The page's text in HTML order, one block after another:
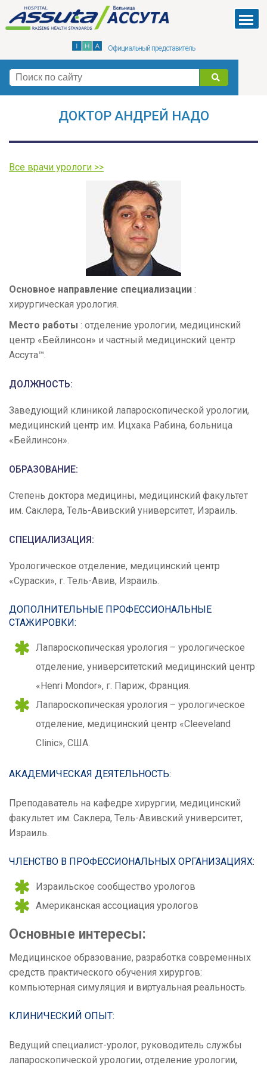
Официальный представитель
поиск
ДОКТОР АНДРЕЙ НАДO
Все врачи урологи >>
Основное направление специализации :
хирургическая урология.
Место работы : отделение урологии, медицинский
центр «Бейлинсон» и частный медицинский центр
Ассута™.
ДОЛЖНОСТЬ:
Заведующий клиникой лапароскопической урологии,
медицинский центр им. Ицхака Рабина, больница
«Бейлинсон».
ОБРАЗОВАНИЕ:
Степень доктора медицины, медицинский факультет
им. Саклера, Тель-Авивский университет, Израиль.
СПЕЦИАЛИЗАЦИЯ:
Урологическое отделение, медицинский центр
«Сураски», г. Тель-Авив, Израиль.
ДОПОЛНИТЕЛЬНЫЕ ПРОФЕССИОНАЛЬНЫЕ
СТАЖИРОВКИ:
Лапароскопическая урология – урологическое
отделение, университетский медицинский центр
«Henri Mondor», г. Париж, Франция.
Лапароскопическая урология – урологическое
отделение, медицинский центр «Cleeveland
Clinic», США.
АКАДЕМИЧЕСКАЯ ДЕЯТЕЛЬНОСТЬ:
Преподаватель на кафедре хирургии, медицинский
факультет им. Саклера, Тель-Авивский университет,
Израиль.
ЧЛЕНСТВО В ПРОФЕССИОНАЛЬНЫХ ОРГАНИЗАЦИЯХ:
Израильское сообщество урологов
Американская ассоциация урологов
Основные интересы:
Медицинское образование, разработка современных
средств практического обучения хирургов:
компьютерная симуляция и виртуальная реальность.
КЛИНИЧЕСКИЙ ОПЫТ:
Ведущий специалист-уролог, руководитель службы
лапароскопической урологии, отделение урологии,